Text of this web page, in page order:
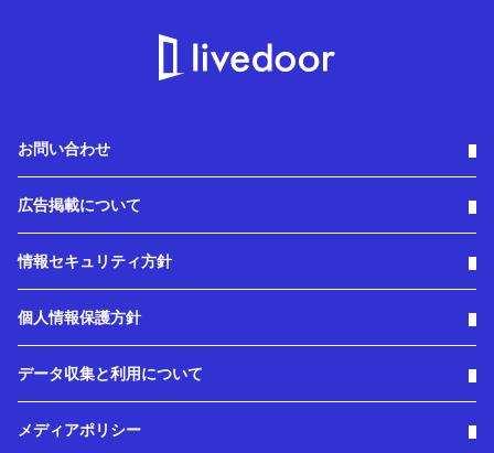
お問い合わせ
広告掲載について
情報セキュリティ方針
個人情報保護方針
データ収集と利用について
メディアポリシー